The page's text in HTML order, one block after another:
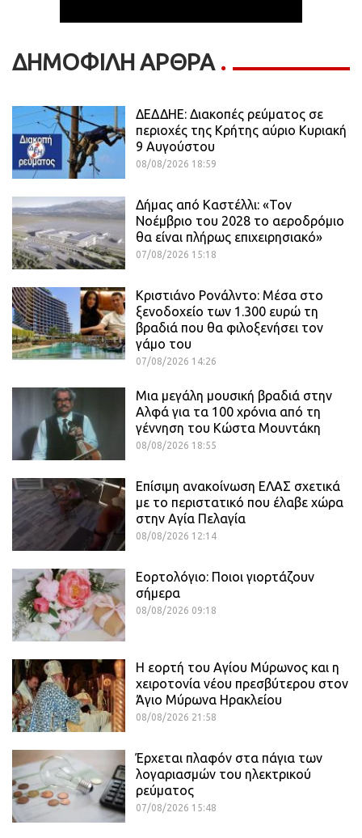
ΔΗΜΟΦΙΛΗ ΑΡΘΡΑ
ΔΕΔΔΗΕ: Διακοπές ρεύματος σε
περιοχές της Κρήτης αύριο Κυριακή
9 Αυγούστου
08/08/2026 18:59
Δήμας από Καστέλλι: «Τον
Νοέμβριο του 2028 το αεροδρόμιο
θα είναι πλήρως επιχειρησιακό»
07/08/2026 15:18
Κριστιάνο Ρονάλντο: Μέσα στο
ξενοδοχείο των 1.300 ευρώ τη
βραδιά που θα φιλοξενήσει τον
γάμο του
07/08/2026 14:26
Μια μεγάλη μουσική βραδιά στην
Αλφά για τα 100 χρόνια από τη
γέννηση του Κώστα Μουντάκη
08/08/2026 18:55
Επίσιμη ανακοίνωση ΕΛΑΣ σχετικά
με το περιστατικό που έλαβε χώρα
στην Αγία Πελαγία
08/08/2026 12:14
Εορτολόγιο: Ποιοι γιορτάζουν
σήμερα
08/08/2026 09:18
Η εορτή του Αγίου Μύρωνος και η
χειροτονία νέου πρεσβύτερου στον
Άγιο Μύρωνα Ηρακλείου
08/08/2026 21:58
Έρχεται πλαφόν στα πάγια των
λογαριασμών του ηλεκτρικού
ρεύματος
07/08/2026 15:48